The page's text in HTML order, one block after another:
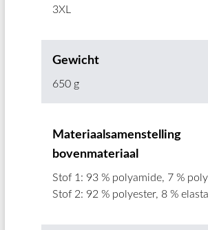
3XL
Gewicht
650 g
Materiaalsamenstelling
bovenmateriaal
Stof 1: 93 % polyamide, 7 %
Stof 2: 92 % polyester, 8 %